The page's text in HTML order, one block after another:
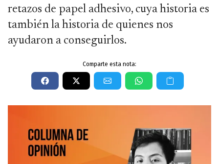
retazos de papel adhesivo, cuya historia es
también la historia de quienes nos
ayudaron a conseguirlos.
Comparte esta nota: